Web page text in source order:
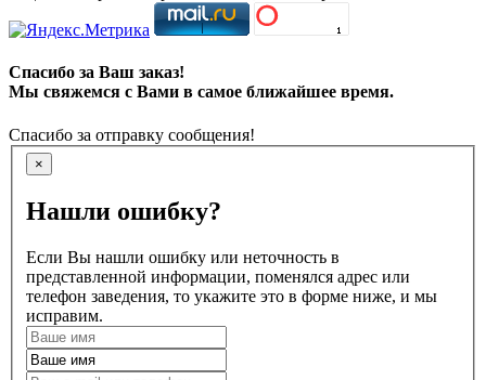
Спасибо за Ваш заказ!
Мы свяжемся с Вами в самое ближайшее время.
Спасибо за отправку сообщения!
×
Нашли ошибку?
Если Вы нашли ошибку или неточность в
представленной информации, поменялся адрес или
телефон заведения, то укажите это в форме ниже, и мы
исправим.